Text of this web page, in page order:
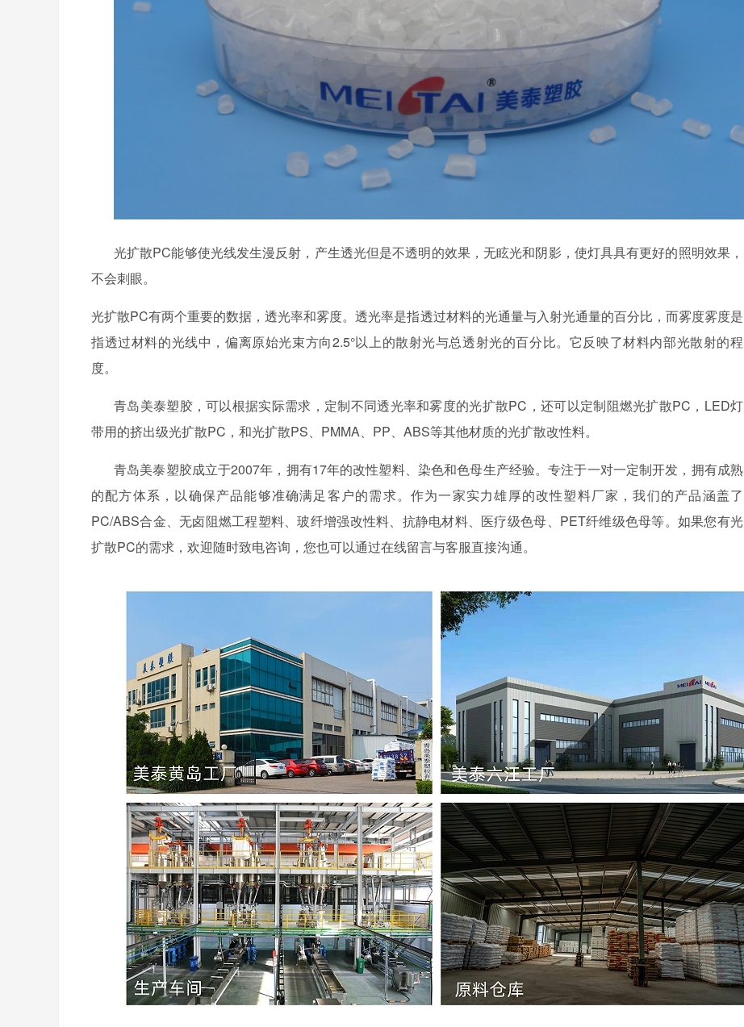
光扩散PC能够使光线发生漫反射，产生透光但是不透明的效果，无眩光和阴影，使灯具具有更好的照明效果，
不会刺眼。
光扩散PC有两个重要的数据，透光率和雾度。透光率是指透过材料的光通量与入射光通量的百分比，而雾度雾度是
指透过材料的光线中，偏离原始光束方向2.5°以上的散射光与总透射光的百分比。它反映了材料内部光散射的程
度。
青岛美泰塑胶，可以根据实际需求，定制不同透光率和雾度的光扩散PC，还可以定制阻燃光扩散PC，LED灯
带用的挤出级光扩散PC，和光扩散PS、PMMA、PP、ABS等其他材质的光扩散改性料。
青岛美泰塑胶成立于2007年，拥有17年的改性塑料、染色和色母生产经验。专注于一对一定制开发，拥有成熟
的配方体系，以确保产品能够准确满足客户的需求。作为一家实力雄厚的改性塑料厂家，我们的产品涵盖了
PC/ABS合金、无卤阻燃工程塑料、玻纤增强改性料、抗静电材料、医疗级色母、PET纤维级色母等。如果您有光
扩散PC的需求，欢迎随时致电咨询，您也可以通过在线留言与客服直接沟通。